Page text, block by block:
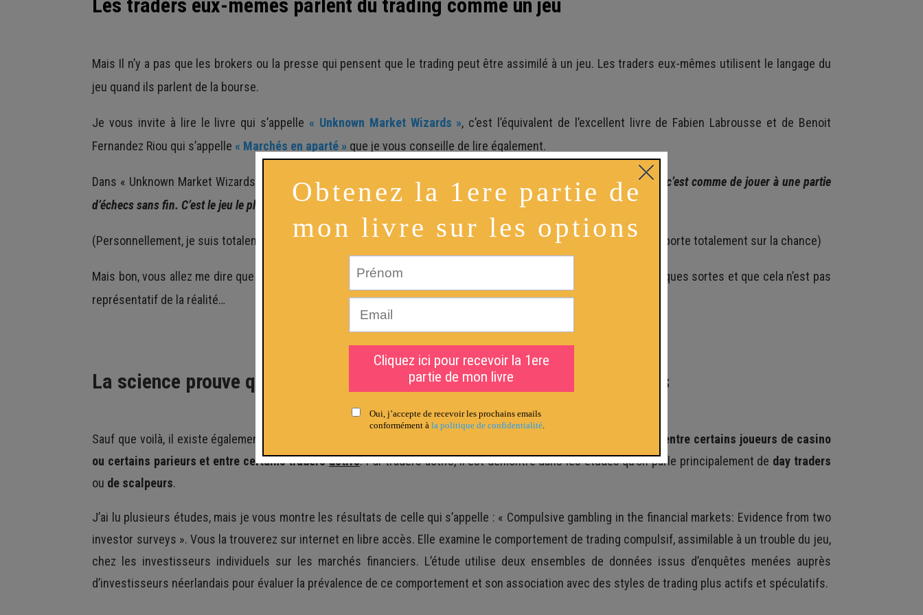
Les traders eux-mêmes parlent du trading comme un jeu
Mais Il n’y a pas que les brokers ou la presse qui pensent que le trading peut être assimilé à un jeu. Les traders eux-mêmes utilisent le langage du
jeu quand ils parlent de la bourse.
Je vous invite à lire le livre qui s’appelle « Unknown Market Wizards », c’est l’équivalent de l’excellent livre de Fabien Labrousse et de Benoit
Fernandez Riou qui s’appelle« Marchés en aparté » que je vous conseille de lire également.
Dans « Unknown Market Wizards » vous pourrez lire que Daljit Dhaliwal pense que, je le cite : « trader les marchés c’est comme de jouer à une partie
d’échecs sans fin. C’est le jeu le plus existant auquel vous pouvez jouer !
(Personnellement, je suis totalement d’accord avec cette phrase parce que le trading est un jeu où la stratégie l’emporte totalement sur la chance)
Mais bon, vous allez me dire que j’ai pris des morceaux choisis et que ce ne sont que des façons de parler en quelques sortes et que cela n’est pas
représentatif de la réalité…
La science prouve que le trading actif est comme un jeu pour certains
Sauf que voilà, il existe également de nombreuses études académiques qui montrent qu’
il y a des concordances entre certains joueurs de casino
ou certains parieurs et entre certains tradersactifs. Par traders actifs, il est démontré dans les études qu’on parle principalement de day traders
ou de scalpeurs.
J’ai lu plusieurs études, mais je vous montre les résultats de celle qui s’appelle : « Compulsive gambling in the financial markets: Evidence from two
investor surveys ». Vous la trouverez sur internet en libre accès. Elle examine le comportement de trading compulsif, assimilable à un trouble du jeu,
chez les investisseurs individuels sur les marchés financiers. L’étude utilise deux ensembles de données issus d’enquêtes menées auprès
d’investisseurs néerlandais pour évaluer la prévalence de ce comportement et son association avec des styles de trading plus actifs et spéculatifs.